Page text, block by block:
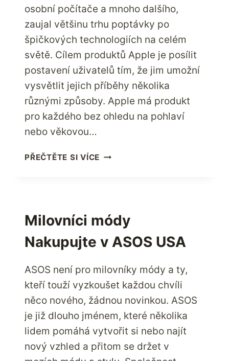
osobní počítače a mnoho dalšího,
zaujal většinu trhu poptávky po
špičkových technologiích na celém
světě. Cílem produktů Apple je posílit
postavení uživatelů tím, že jim umožní
vysvětlit jejich příběhy několika
různými způsoby. Apple má produkt
pro každého bez ohledu na pohlaví
nebo věkovou…
PŘEČTĚTE SI VÍCE NAKUPUJTE
PŘÍMO
Z
USA
SLUŽBY
PARCELBOUND
Milovníci módy
Nakupujte v ASOS USA
ASOS není pro milovníky módy a ty,
kteří touží vyzkoušet každou chvíli
něco nového, žádnou novinkou. ASOS
je již dlouho jménem, které několika
lidem pomáhá vytvořit si nebo najít
nový vzhled a přitom se držet v